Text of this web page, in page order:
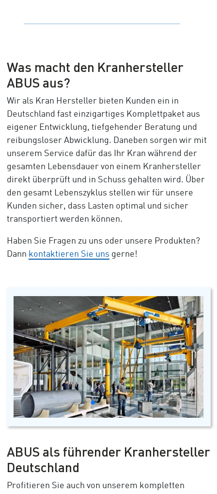
Was macht den Kranhersteller
ABUS aus?
Wir als Kran Hersteller bieten Kunden ein in
Deutschland fast einzigartiges Komplettpaket aus
eigener Entwicklung, tiefgehender Beratung und
reibungsloser Abwicklung. Daneben sorgen wir mit
unserem Service dafür das Ihr Kran während der
gesamten Lebensdauer von einem Kranhersteller
direkt überprüft und in Schuss gehalten wird. Über
den gesamt Lebenszyklus stellen wir für unsere
Kunden sicher, dass Lasten optimal und sicher
transportiert werden können.
Haben Sie Fragen zu uns oder unsere Produkten?
Dann kontaktieren Sie uns gerne!
ABUS als führender Kranhersteller
Deutschland
Profitieren Sie auch von unserem kompletten